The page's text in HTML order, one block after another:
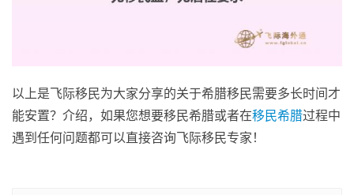
以上是飞际移民为大家分享的关于希腊移民需要多长时间才
能安置？介绍，如果您想要移民希腊或者在移民希腊过程中
遇到任何问题都可以直接咨询飞际移民专家！